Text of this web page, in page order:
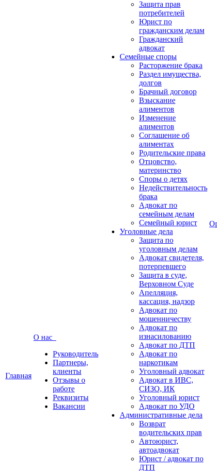
Главная
О нас
Руководитель
Партнеры,
клиенты
Отзывы о
работе
Реквизиты
Вакансии
Защита прав
потребителей
Юрист по
гражданским делам
Гражданский
адвокат
Семейные споры
Расторжение брака
Раздел имущества,
долгов
Брачный договор
Взыскание
алиментов
Изменение
алиментов
Соглашение об
алиментах
Родительские права
Отцовство,
материнство
Споры о детях
Недействительность
брака
Адвокат по
семейным делам
Семейный юрист
Уголовные дела
Защита по
уголовным делам
Адвокат свидетеля,
потерпевшего
Защита в суде,
Верховном Суде
Апелляция,
кассация, надзор
Адвокат по
мошенничеству
Адвокат по
изнасилованию
Адвокат по ДТП
Адвокат по
наркотикам
Уголовный адвокат
Адвокат в ИВС,
СИЗО, ИК
Уголовный юрист
Адвокат по УДО
Административные дела
Возврат
водительских прав
Автоюрист,
автоадвокат
Юрист / адвокат по
ДТП